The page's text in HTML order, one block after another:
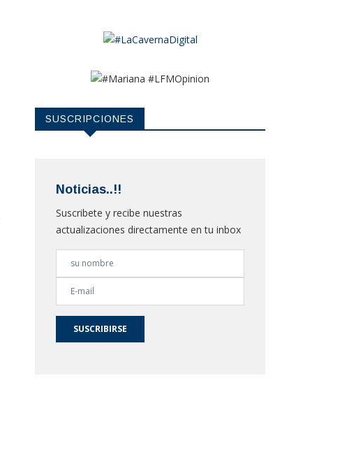
SUSCRIPCIONES
Noticias..!!
Suscribete y recibe nuestras
actualizaciones directamente en tu inbox
SUSCRIBIRSE